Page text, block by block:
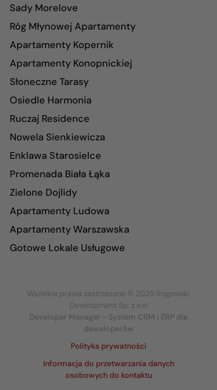
Sady Morelove
Róg Młynowej Apartamenty
Apartamenty Kopernik
Apartamenty Konopnickiej
Słoneczne Tarasy
Osiedle Harmonia
Ruczaj Residence
Nowela Sienkiewicza
Enklawa Starosielce
Promenada Biała Łąka
Zielone Dojlidy
Apartamenty Ludowa
Apartamenty Warszawska
Gotowe Lokale Usługowe
Wszelkie prawa zastrzeżone © 2025 Rogowski
Development Sp. z o.o.
Developer Manager - System CRM i ERP dla
deweloperów
Polityka prywatności
Informacja do przetwarzania danych
osobowych do kontaktu